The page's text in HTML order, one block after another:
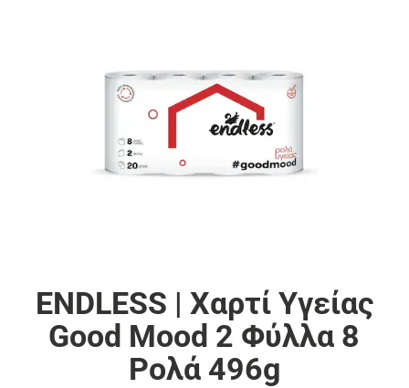
ENDLESS | Χαρτί Υγείας
Good Mood 2 Φύλλα 8
Ρολά 496g